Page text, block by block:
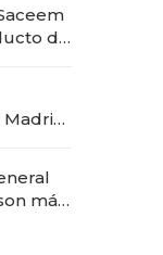
de
más